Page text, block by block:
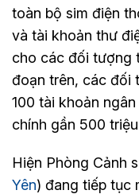
toàn bộ sim điện
và tài khoản thư
cho các đối tượng
đoạn trên, các đối
100 tài khoản
chính gần 500
Hiện Phòng Cảnh
Yên) đang tiếp tục